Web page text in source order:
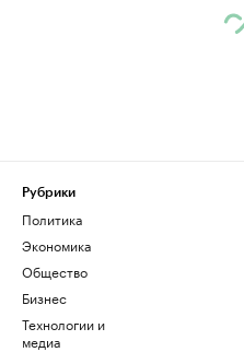
Рубрики
Политика
Экономика
Общество
Бизнес
Технологии и
медиа